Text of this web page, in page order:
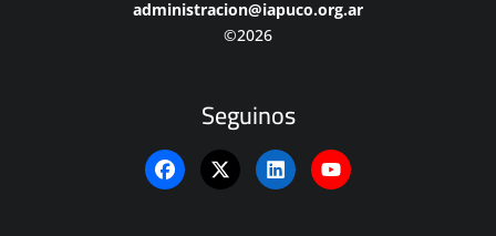
administracion@iapuco.org.ar
©2026
Seguinos